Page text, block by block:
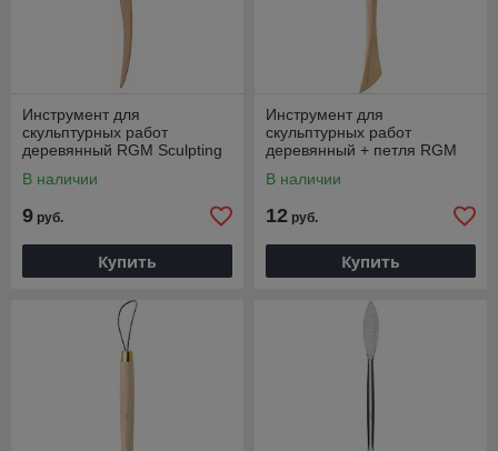
Инструмент для
скульптурных работ
деревянный RGM Sculpting
В наличии
9 руб.
Купить
Инструмент для
скульптурных работ
деревянный + петля RGM
В наличии
12 руб.
Купить